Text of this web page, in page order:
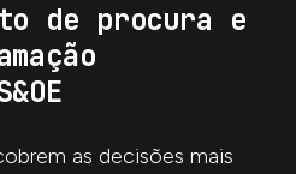
de procura e
as decisões mais